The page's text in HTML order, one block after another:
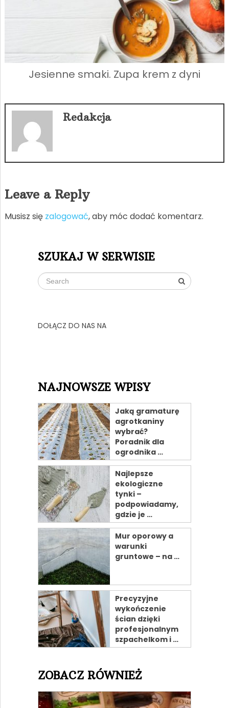
Jesienne smaki. Zupa krem z dyni
Redakcja
Leave a Reply
Musisz się zalogować, aby móc dodać komentarz.
SZUKAJ W SERWISIE
DOŁĄCZ DO NAS NA
NAJNOWSZE WPISY
Jaką gramaturę
agrotkaniny
wybrać?
Poradnik dla
ogrodnika …
Najlepsze
ekologiczne
tynki –
podpowiadamy,
gdzie je …
Mur oporowy a
warunki
gruntowe – na …
Precyzyjne
wykończenie
ścian dzięki
profesjonalnym
szpachelkom i …
ZOBACZ RÓWNIEŻ